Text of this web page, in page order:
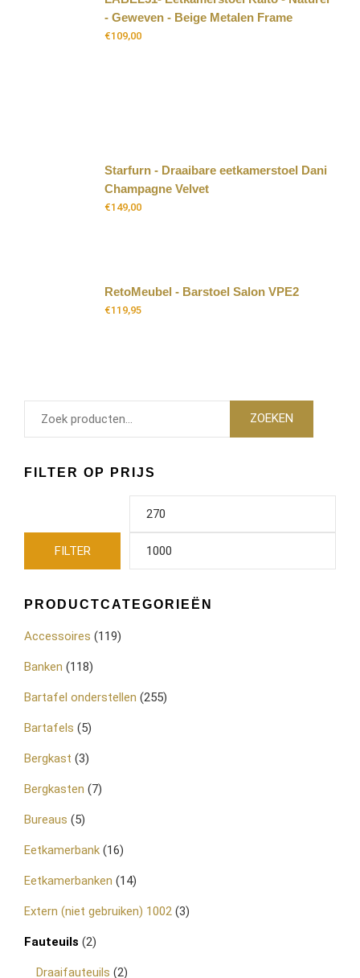
- Geweven - Beige Metalen Frame
€109,00
Starfurn - Draaibare eetkamerstoel Dani
Champagne Velvet
€149,00
RetoMeubel - Barstoel Salon VPE2
€119,95
ZOEKEN
FILTER OP PRIJS
FILTER
PRODUCTCATEGORIEËN
Accessoires (119)
Banken (118)
Bartafel onderstellen (255)
Bartafels (5)
Bergkast (3)
Bergkasten (7)
Bureaus (5)
Eetkamerbank (16)
Eetkamerbanken (14)
Extern (niet gebruiken) 1002 (3)
Fauteuils (2)
Draaifauteuils (2)